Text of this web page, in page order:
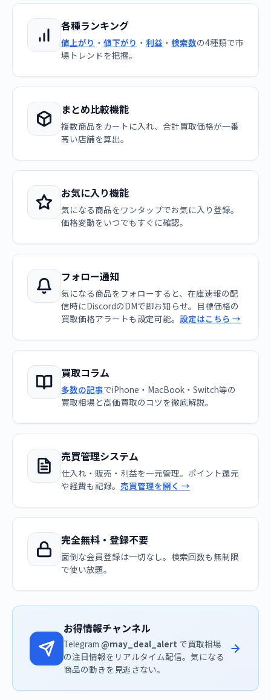
各種ランキング
値上がり ・ 値下がり ・ 利益 ・ 検索数の4種類で市
場トレンドを把握。
まとめ比較機能
複数商品をカートに入れ、合計買取価格が一番
高い店舗を算出。
お気に入り機能
気になる商品をワンタップでお気に入り登録。
価格変動をいつでもすぐに確認。
フォロー通知
気になる商品をフォローすると、在庫速報の配
信時にDiscordのDMで即お知らせ。目標価格の
買取価格アラートも設定可能。 設定はこちら →
買取コラム
多数の記事でiPhone・MacBook・Switch等の
買取相場と高価買取のコツを徹底解説。
売買管理システム
仕入れ・販売・利益を一元管理。ポイント還元
や経費も記録。 売買管理を開く →
完全無料・登録不要
面倒な会員登録は一切なし。検索回数も無制限
で使い放題。
お得情報チャンネル
Telegram @may_deal_alert で買取相場
の注目情報をリアルタイム配信。気になる
商品の動きを見逃さない。